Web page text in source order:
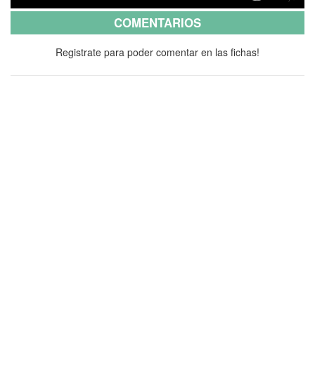
COMENTARIOS
Registrate para poder comentar en las fichas!